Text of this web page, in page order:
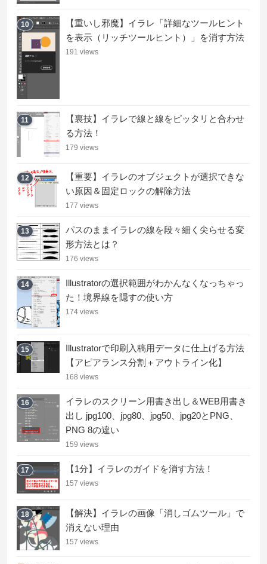
10
【重いし邪魔】イラレ「詳細なツールヒント
を表示（リッチツールヒント）」を消す方法
191 views
11
【裏技】イラレで線と線をピッタリと合わせ
る方法！
179 views
12
【重要】イラレのオブジェクトが選択できな
い原因＆固定ロックの解除方法
177 views
13
パスのままイラレの線を段々細く尖らせる変
形方法とは？
176 views
14
Illustratorの選択範囲がわかんなくなっちゃっ
た！境界線を隠すの使い方
174 views
15
Illustratorで印刷入稿用データに仕上げる方法
【アピアランス分割＋アウトライン化】
168 views
16
イラレのスクリーン用書き出し＆WEB用書き
出し jpg100、jpg80、jpg50、jpg20とPNG、
PNG 8の違い
159 views
17 【1分】イラレのガイドを消す方法！
157 views
18
【解決】イラレの画像「消しゴムツール」で
消えない理由
157 views